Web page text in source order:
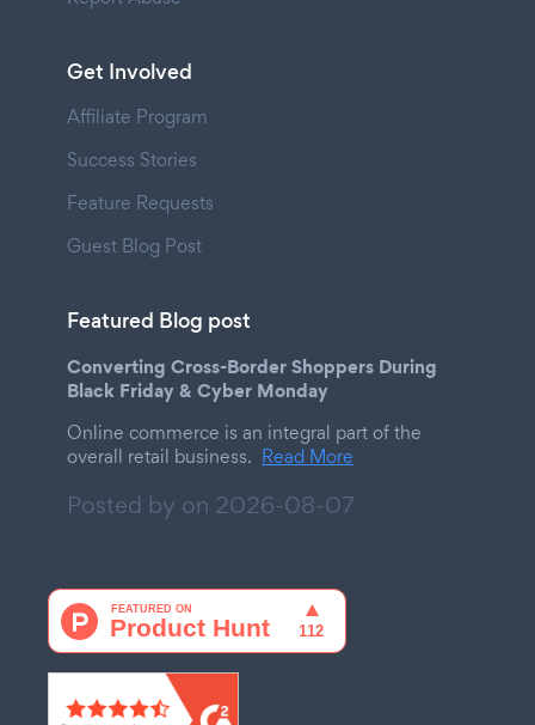
Get Involved
Affiliate Program
Success Stories
Feature Requests
Guest Blog Post
Featured Blog post
Converting Cross-Border Shoppers During
Black Friday & Cyber Monday
Online commerce is an integral part of the
overall retail business. Read More
Posted by on 2026-08-07